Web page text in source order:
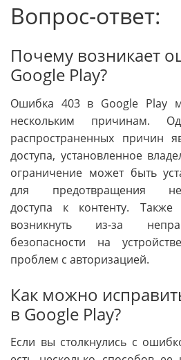
Вопрос-ответ:
Почему возникает
Google Play?
Ошибка 403 в Google Play
нескольким причинам.
распространенных причин
доступа, установленное
ограничение может быть
для предотвращения
доступа к контенту.
возникнуть из-за
безопасности на
проблем с авторизацией.
Как можно
в Google Play?
Если вы столкнулись с